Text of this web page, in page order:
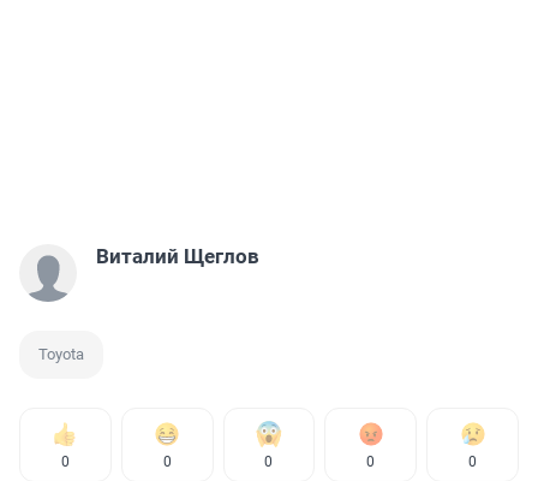
Виталий Щеглов
Toyota
0 0 0 0 0